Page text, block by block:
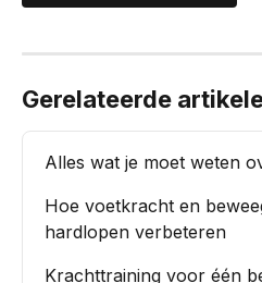
Gerelateerde
Alles wat je moet weten
Hoe voetkracht en
hardlopen verbeteren
Krachttraining voor één